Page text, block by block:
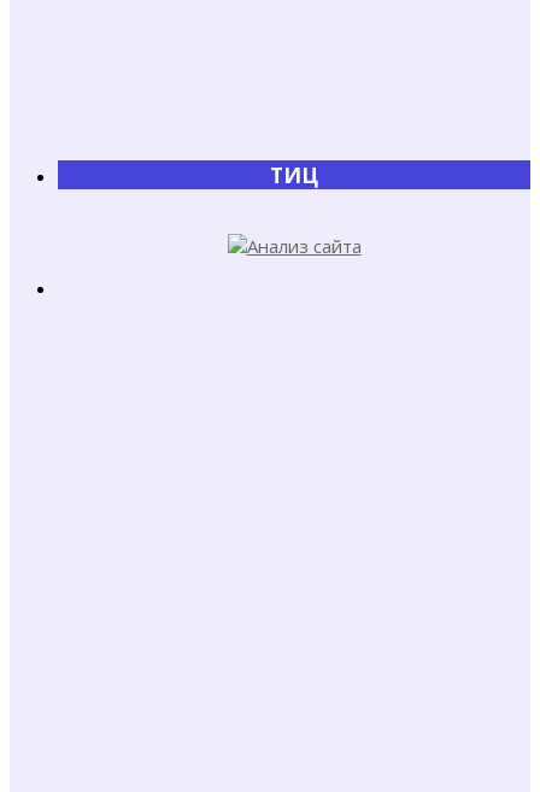
ТИЦ